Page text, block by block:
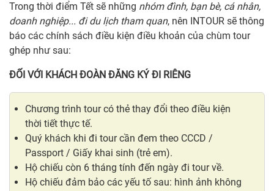
Trong thời điểm Tết sẽ những nhóm đình, bạn bè, cá nhân,
doanh nghiệp... đi du lịch tham quan, nên INTOUR sẽ thông
báo các chính sách điều kiện điều khoản của chùm tour
ghép như sau:
ĐỐI VỚI KHÁCH ĐOÀN ĐĂNG KÝ ĐI RIÊNG
Chương trình tour có thẻ thay đổi theo điều kiện
thời tiết thực tế.
Quý khách khi đi tour cần đem theo CCCD /
Passport / Giấy khai sinh (trẻ em).
Hộ chiếu còn 6 tháng tính đến ngày đi tour về.
Hộ chiếu đảm bảo các yếu tố sau: hình ảnh không